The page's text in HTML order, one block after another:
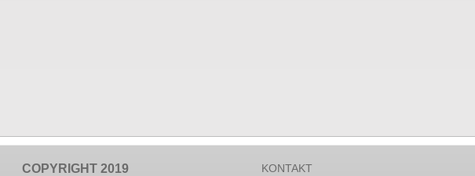
COPYRIGHT 2019
KONTAKT